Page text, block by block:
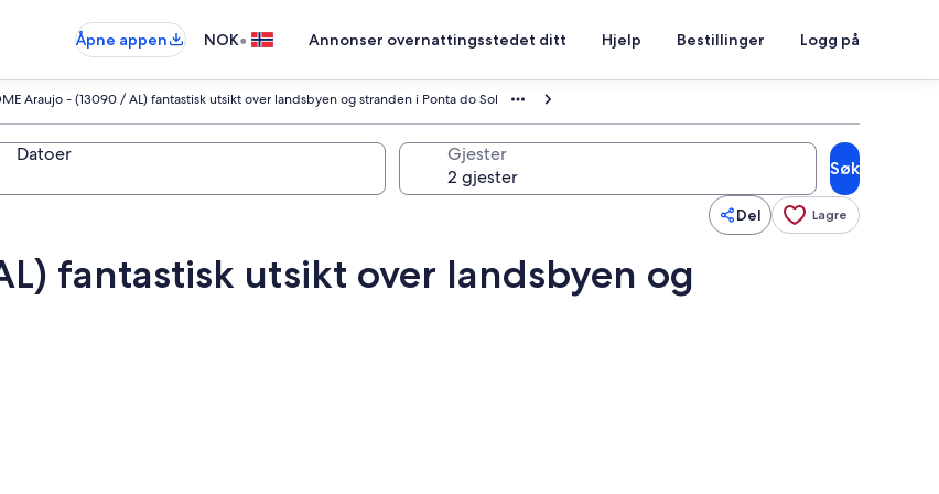
Åpne appen
NOK• Annonser overnattingsstedet ditt Hjelp Bestillinger Logg på
Araujo - (13090 / AL) fantastisk utsikt over landsbyen og stranden i Ponta do Sol
Datoer Gjester
Søk
Del Lagre
fantastisk utsikt over landsbyen og